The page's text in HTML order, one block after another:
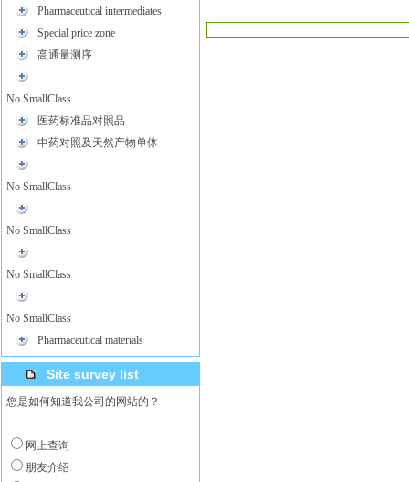
Pharmaceutical intermediates
Special price zone
高通量测序
No SmallClass
医药标准品对照品
中药对照及天然产物单体
No SmallClass
No SmallClass
No SmallClass
No SmallClass
Pharmaceutical materials
Site survey list
您是如何知道我公司的网站的？
网上查询
朋友介绍